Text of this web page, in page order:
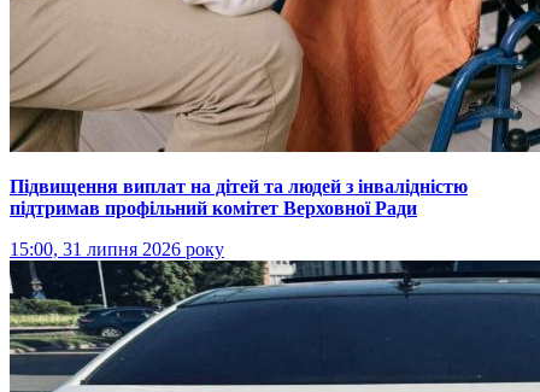
Підвищення виплат на дітей та людей з інвалідністю
підтримав профільний комітет Верховної Ради
15:00, 31 липня 2026 року